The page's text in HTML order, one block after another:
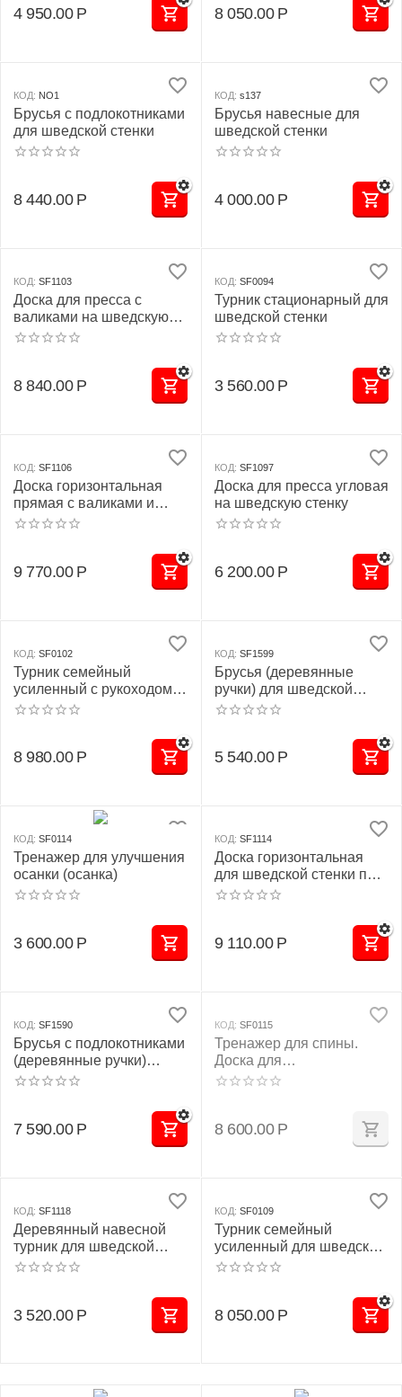
4 950.00 Р 8 050.00 Р
КОД: NO1
Брусья с подлокотниками
для шведской стенки
8 440.00 Р
КОД: s137
Брусья навесные для
шведской стенки
4 000.00 Р
КОД: SF1103
Доска для пресса с
валиками на шведскую
стенку
8 840.00 Р
КОД: SF0094
Турник стационарный для
шведской стенки
3 560.00 Р
КОД: SF1106
Доска горизонтальная
прямая с валиками и
раскладной ногой для
9 770.00 Р
КОД: SF1097
Доска для пресса угловая
на шведскую стенку
6 200.00 Р
КОД: SF0102
Турник семейный
усиленный с рукоходом
для шведской стенки
8 980.00 Р
КОД: SF1599
Брусья (деревянные
ручки) для шведской
стенки (разборные)
5 540.00 Р
КОД: SF0114
Тренажер для улучшения
осанки (осанка)
3 600.00 Р
КОД: SF1114
Доска горизонтальная
для шведской стенки под
штангу
9 110.00 Р
КОД: SF1590
Брусья с подлокотниками
(деревянные ручки)
разборные
7 590.00 Р
КОД: SF0115
Тренажер для спины.
Доска для
восстановления
8 600.00 Р
КОД: SF1118
Деревянный навесной
турник для шведской
стенки
3 520.00 Р
КОД: SF0109
Турник семейный
усиленный для шведской
стенки
8 050.00 Р